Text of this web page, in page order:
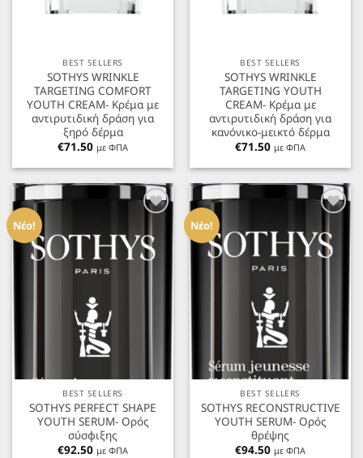
BEST SELLERS
SOTHYS WRINKLE
TARGETING COMFORT
YOUTH CREAM- Κρέμα με
αντιρυτιδική δράση για
ξηρό δέρμα
€71.50 με ΦΠΑ
BEST SELLERS
SOTHYS WRINKLE
TARGETING YOUTH
CREAM- Κρέμα με
αντιρυτιδική δράση για
κανόνικο-μεικτό δέρμα
€71.50 με ΦΠΑ
Νέο!
Προσθήκη
BEST SELLERS
SOTHYS PERFECT SHAPE
YOUTH SERUM- Ορός
σύσφιξης
€92.50 με ΦΠΑ
Νέο!
Προσθήκη
Αγαπημένα
BEST SELLERS
SOTHYS RECONSTRUCTIVE
YOUTH SERUM- Ορός
θρέψης
€94.50 με ΦΠΑ